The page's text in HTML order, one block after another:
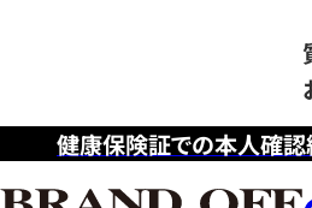
健康保険証での本人確
リ